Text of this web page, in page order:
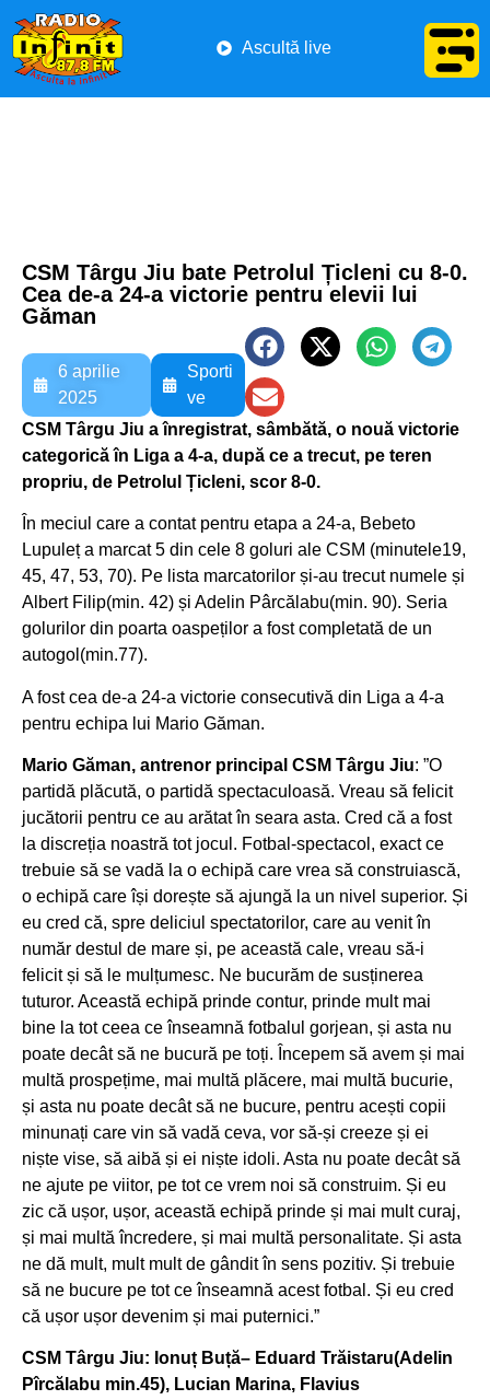
Ascultă live
CSM Târgu Jiu bate Petrolul Țicleni cu 8-0.
Cea de-a 24-a victorie pentru elevii lui
Găman
6 aprilie
2025
Sporti
ve
CSM Târgu Jiu a înregistrat, sâmbătă, o nouă victorie
categorică în Liga a 4-a, după ce a trecut, pe teren
propriu, de Petrolul Țicleni, scor 8-0.
În meciul care a contat pentru etapa a 24-a, Bebeto
Lupuleț a marcat 5 din cele 8 goluri ale CSM (minutele19,
45, 47, 53, 70). Pe lista marcatorilor și-au trecut numele și
Albert Filip(min. 42) și Adelin Pârcălabu(min. 90). Seria
golurilor din poarta oaspeților a fost completată de un
autogol(min.77).
A fost cea de-a 24-a victorie consecutivă din Liga a 4-a
pentru echipa lui Mario Găman.
Mario Găman, antrenor principal CSM Târgu Jiu: ”O
partidă plăcută, o partidă spectaculoasă. Vreau să felicit
jucătorii pentru ce au arătat în seara asta. Cred că a fost
la discreția noastră tot jocul. Fotbal-spectacol, exact ce
trebuie să se vadă la o echipă care vrea să construiască,
o echipă care își dorește să ajungă la un nivel superior. Și
eu cred că, spre deliciul spectatorilor, care au venit în
număr destul de mare și, pe această cale, vreau să-i
felicit și să le mulțumesc. Ne bucurăm de susținerea
tuturor. Această echipă prinde contur, prinde mult mai
bine la tot ceea ce înseamnă fotbalul gorjean, și asta nu
poate decât să ne bucură pe toți. Începem să avem și mai
multă prospețime, mai multă plăcere, mai multă bucurie,
și asta nu poate decât să ne bucure, pentru acești copii
minunați care vin să vadă ceva, vor să-și creeze și ei
niște vise, să aibă și ei niște idoli. Asta nu poate decât să
ne ajute pe viitor, pe tot ce vrem noi să construim. Și eu
zic că ușor, ușor, această echipă prinde și mai mult curaj,
și mai multă încredere, și mai multă personalitate. Și asta
ne dă mult, mult mult de gândit în sens pozitiv. Și trebuie
să ne bucure pe tot ce înseamnă acest fotbal. Și eu cred
că ușor ușor devenim și mai puternici.”
CSM Târgu Jiu: Ionuț Buță– Eduard Trăistaru(Adelin
Pîrcălabu min.45), Lucian Marina, Flavius